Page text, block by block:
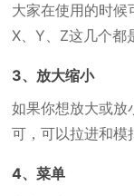
大家在使用的时候
X、Y、Z这几个都
3、放大缩小
如果你想放大或放
可，可以拉进和模
4、菜单